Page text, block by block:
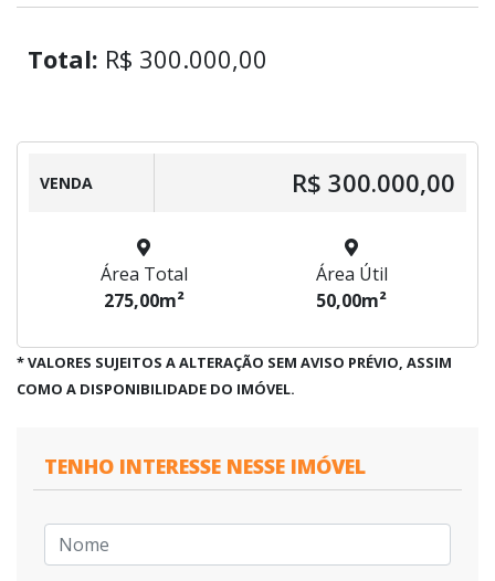
Total: R$ 300.000,00
VENDA R$ 300.000,00
Área Total
275,00m²
Área Útil
50,00m²
* VALORES SUJEITOS A ALTERAÇÃO SEM AVISO PRÉVIO, ASSIM
COMO A DISPONIBILIDADE DO IMÓVEL.
TENHO INTERESSE NESSE IMÓVEL